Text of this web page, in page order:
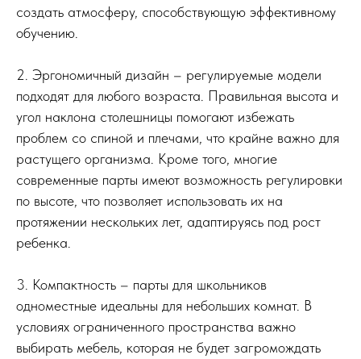
создать атмосферу, способствующую эффективному
обучению.
2. Эргономичный дизайн – регулируемые модели
подходят для любого возраста. Правильная высота и
угол наклона столешницы помогают избежать
проблем со спиной и плечами, что крайне важно для
растущего организма. Кроме того, многие
современные парты имеют возможность регулировки
по высоте, что позволяет использовать их на
протяжении нескольких лет, адаптируясь под рост
ребенка.
3. Компактность – парты для школьников
одноместные идеальны для небольших комнат. В
условиях ограниченного пространства важно
выбирать мебель, которая не будет загромождать